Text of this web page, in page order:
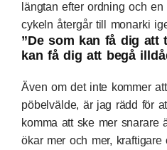
längtan efter ordning och
cykeln återgår till monarki
”De som kan få dig att
kan få dig att begå
Även om det inte kommer
pöbelvälde, är jag rädd för
komma att ske mer snarare
ökar mer och mer, kraftigare